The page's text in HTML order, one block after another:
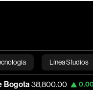
Línea Studios
English0.00% Apple